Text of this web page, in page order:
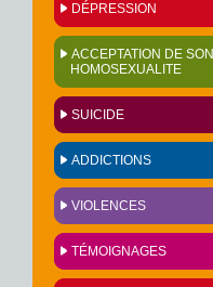
DÉPRESSION
ACCEPTATION DE SON
HOMOSEXUALITE
SUICIDE
ADDICTIONS
VIOLENCES
TÉMOIGNAGES